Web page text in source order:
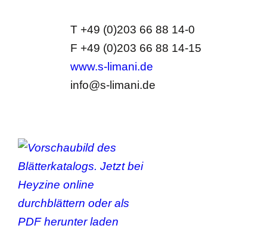
T +49 (0)203 66 88 14-0
F +49 (0)203 66 88 14-15
www.s-limani.de
info@s-limani.de